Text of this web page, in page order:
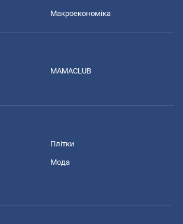
Макроекономіка
MAMACLUB
Плітки
Мода